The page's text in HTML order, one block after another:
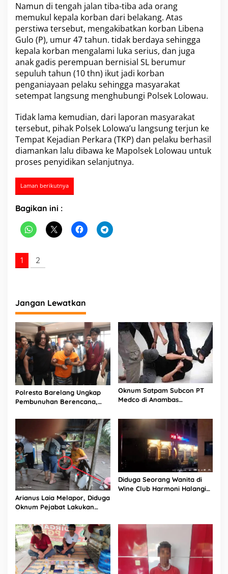
i
n
g
g
a
S
e
k
a
r
a
g
B
e
u
m
k
a
Namun di tengah jalan tiba-tiba ada orang
memukul kepala korban dari belakang. Atas
perstiwa tersebut, mengakibatkan korban Libena
Gulo (P), umur 47 tahun. tidak berdaya sehingga
kepala korban mengalami luka serius, dan juga
anak gadis perempuan bernisial SL berumur
sepuluh tahun (10 thn) ikut jadi korban
penganiayaan pelaku sehingga masyarakat
setempat langsung menghubungi Polsek Lolowau.
Tidak lama kemudian, dari laporan masyarakat
tersebut, pihak Polsek Lolowa’u langsung terjun ke
Tempat Kejadian Perkara (TKP) dan pelaku berhasil
diamankan lalu dibawa ke Mapolsek Lolowau untuk
proses penyidikan selanjutnya.
Laman berikutnya
Bagikan ini :
1 2
Jangan Lewatkan
Polresta Barelang Ungkap
Pembunuhan Berencana,
Untuk Pastikan Aksinya
Oknum Satpam Subcon PT
Medco di Anambas
Kasusnya
Arianus Laia Melapor, Diduga
Oknum Pejabat Lakukan
Diduga Seorang Wanita di
Wine Club Harmoni Halangi